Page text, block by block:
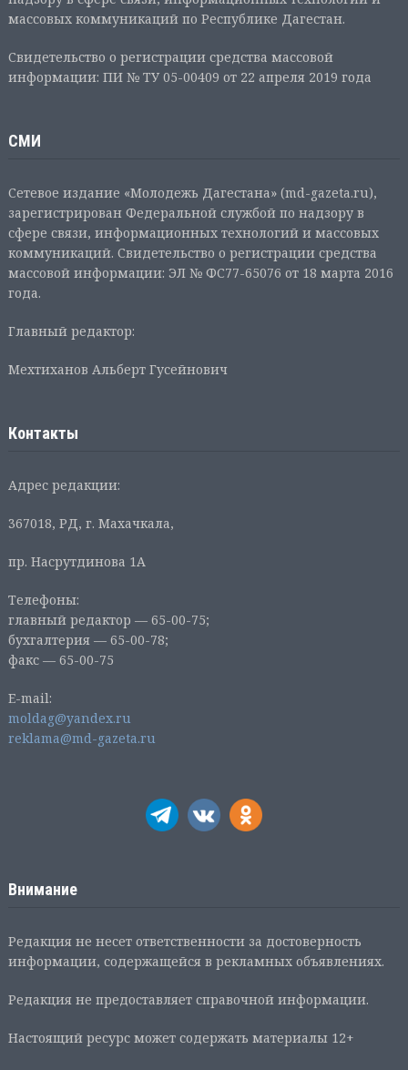
массовых коммуникаций по Республике Дагестан.
Свидетельство о регистрации средства массовой
информации: ПИ № ТУ 05-00409 от 22 апреля 2019 года
СМИ
Сетевое издание «Молодежь Дагестана» (md-gazeta.ru),
зарегистрирован Федеральной службой по надзору в
сфере связи, информационных технологий и массовых
коммуникаций. Свидетельство о регистрации средства
массовой информации: ЭЛ № ФС77-65076 от 18 марта 2016
года.
Главный редактор:
Мехтиханов Альберт Гусейнович
Контакты
Адрес редакции:
367018, РД, г. Махачкала,
пр. Насрутдинова 1А
Телефоны:
главный редактор — 65-00-75;
бухгалтерия — 65-00-78;
факс — 65-00-75
E-mail:
moldag@yandex.ru
reklama@md-gazeta.ru
Внимание
Редакция не несет ответственности за достоверность
информации, содержащейся в рекламных объявлениях.
Редакция не предоставляет справочной информации.
Настоящий ресурс может содержать материалы 12+